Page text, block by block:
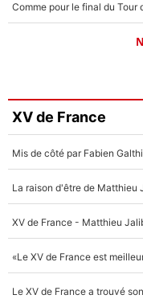
XV de France